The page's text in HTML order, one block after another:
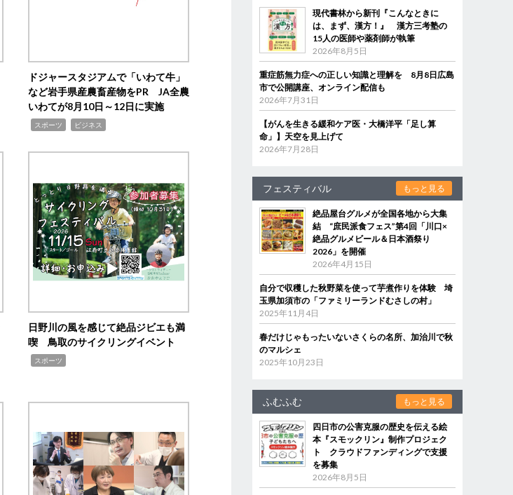
ドジャースタジアムで「いわて牛」
など岩手県産農畜産物をPR JA全農
いわてが8月10日～12日に実施
スポーツ ビジネス
日野川の風を感じて絶品ジビエも満
喫 鳥取のサイクリングイベント
スポーツ
現代書林から新刊『こんなときに
は、まず、漢方！』 漢方三考塾の
15人の医師や薬剤師が執筆
2026年8月5日
重症筋無力症への正しい知識と理解を 8月8日広島
市で公開講座、オンライン配信も
2026年7月31日
【がんを生きる緩和ケア医・大橋洋平「足し算
命」】天空を見上げて
2026年7月28日
フェスティバル もっと見る
絶品屋台グルメが全国各地から大集
結 “庶民派食フェス”第4回「川口×
絶品グルメビール＆日本酒祭り
2026」を開催
2026年4月15日
自分で収穫した秋野菜を使って芋煮作りを体験 埼
玉県加須市の「ファミリーランドむさしの村」
2025年11月4日
春だけじゃもったいないさくらの名所、加治川で秋
のマルシェ
2025年10月23日
ふむふむ もっと見る
四日市の公害克服の歴史を伝える絵
本『スモックリン』制作プロジェク
ト クラウドファンディングで支援
を募集
2026年8月5日